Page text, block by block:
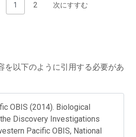
1 2 次にすすむ
を以下のように引用する必要があ
OBIS (2014). Biological
Discovery Investigations
Pacific OBIS, National